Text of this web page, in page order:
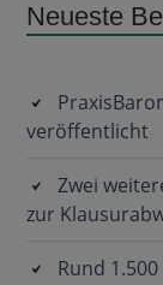
Neueste
veröffentlicht
Zwei
zur
Rund